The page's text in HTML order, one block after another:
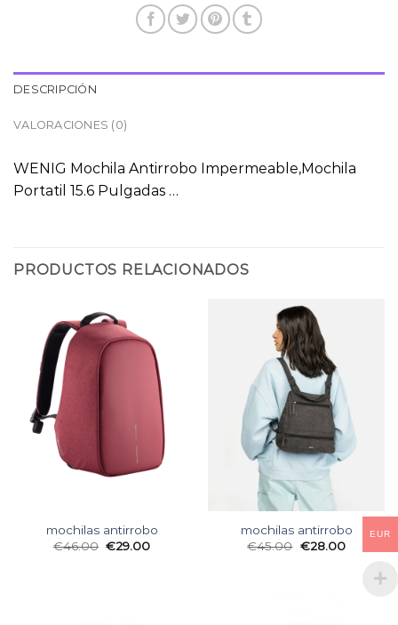
DESCRIPCIÓN
VALORACIONES (0)
WENIG Mochila Antirrobo Impermeable,Mochila
Portatil 15.6 Pulgadas …
PRODUCTOS RELACIONADOS
mochilas antirrobo
€46.00 €29.00
mochilas antirrobo
€45.00 €28.00
EUR